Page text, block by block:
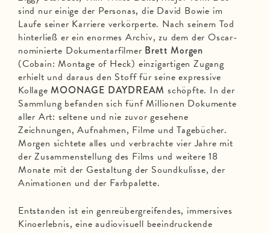
sind nur einige der Personas, die David Bowie im
Laufe seiner Karriere verkörperte. Nach seinem Tod
hinterließ er ein enormes Archiv, zu dem der Oscar-
nominierte Dokumentarfilmer Brett Morgen
(Cobain: Montage of Heck) einzigartigen Zugang
erhielt und daraus den Stoff für seine expressive
KollageMOONAGE DAYDREAM schöpfte. In der
Sammlung befanden sich fünf Millionen Dokumente
aller Art: seltene und nie zuvor gesehene
Zeichnungen, Aufnahmen, Filme und Tagebücher.
Morgen sichtete alles und verbrachte vier Jahre mit
der Zusammenstellung des Films und weitere 18
Monate mit der Gestaltung der Soundkulisse, der
Animationen und der Farbpalette.
Entstanden ist ein genreübergreifendes, immersives
Kinoerlebnis, eine audiovisuell beeindruckende